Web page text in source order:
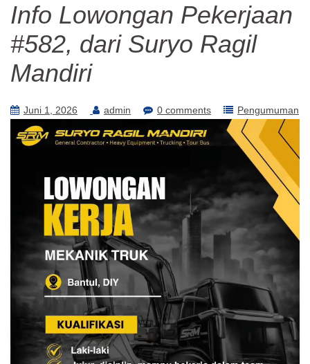
Info Lowongan Pekerjaan
#582, dari Suryo Ragil
Mandiri
Juni 1, 2026 admin 0 comments Pengumuman